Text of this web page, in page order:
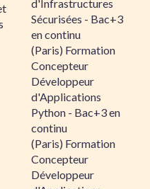
d'Infrastructures
Sécurisées - Bac+3
en continu
(Paris) Formation
Concepteur
Développeur
d'Applications
Python - Bac+3 en
continu
(Paris) Formation
Concepteur
Développeur